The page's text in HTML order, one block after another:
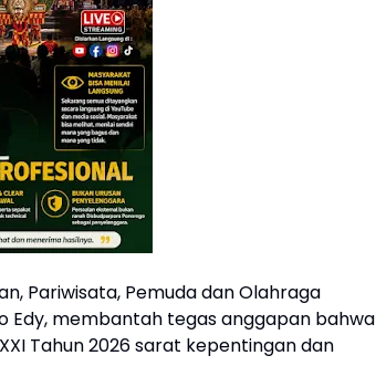
Pariwisata, Pemuda dan Olahraga
Edy, membantah tegas anggapan bahwa
Tahun 2026 sarat kepentingan dan